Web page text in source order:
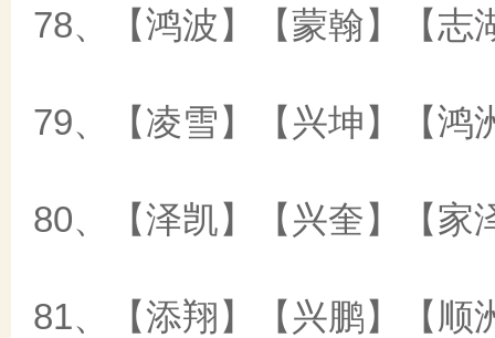
78、【鸿波】【蒙翰】【志
79、【凌雪】【兴坤】【鸿
80、【泽凯】【兴奎】【家
81、【添翔】【兴鹏】【顺